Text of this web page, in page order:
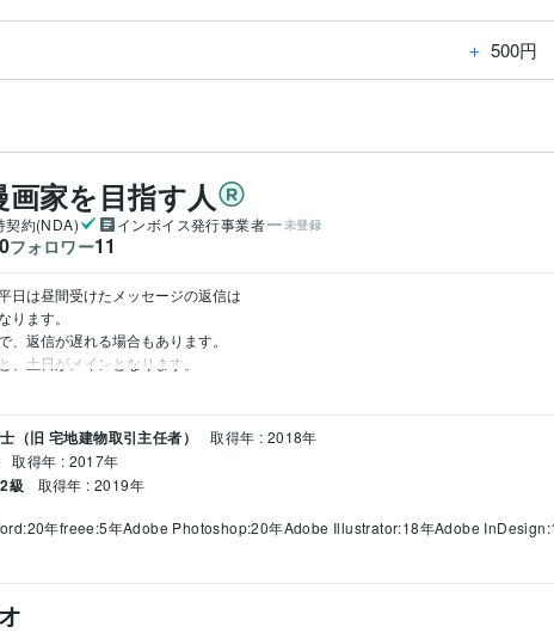
＋ 500円
家を目指す人
契約(NDA) インボイス発行事業者 未登録
フォロワー11
日は昼間受けたメッセージの返信は
ります。
、返信が遅れる場合もあります。
、土日がメインとなります。
（旧 宅地建物取引主任者） 取得年 : 2018年
取得年 : 2017年
級 取得年 : 2019年
年freee:5年Adobe Photoshop:20年Adobe Illustrator:18年Adobe